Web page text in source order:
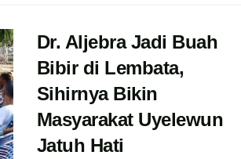
Dr. Aljebra Jadi Buah
Bibir di Lembata,
Sihirnya Bikin
Masyarakat Uyelewun
Jatuh Hati